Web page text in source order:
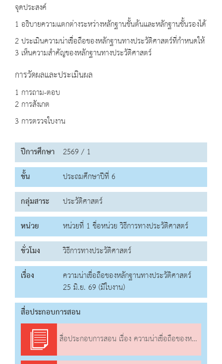
จุดประสงค์
1 อธิบายความแตกต่างระหว่างหลักฐานชั้นต้นและหลักฐานชั้นรองได้
2 ประเมินความน่าเชื่อถือของหลักฐานทางประวัติศาสตร์ที่กำหนดให้
3 เห็นความสำคัญของหลักฐานทางประวัติศาสตร์
การวัดผลและประเมินผล
1 การถาม-ตอบ
2 การสังเกต
3 การตรวจใบงาน
ปีการศึกษา 2569 / 1
ชั้น
ประถมศึกษาปีที่ 6
กลุ่มสาระ
ประวัติศาสตร์
หน่วย
หน่วยที่ 1 ชื่อหน่วย วิธีการทางประวัติศาสตร์
ชั่วโมง
วิธีการทางประวัติศาสตร์
เรื่อง
ความน่าเชื่อถือของหลักฐานทางประวัติศาสตร์
25 มิ.ย. 69 (มีใบงาน)
สื่อประกอบการสอน
สื่อประกอบการสอน เรื่อง ความน่าเชื่อถือของหลักฐานทางประวัติศาสตร์